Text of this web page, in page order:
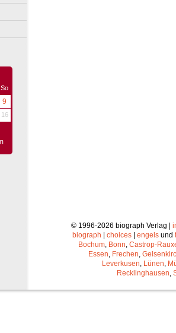
So
9
16
© 1996-2026 biograph Verlag |
biograph
choices engels und
Bochum, Bonn, Castrop-
Essen, Frechen,
Leverkusen, Lünen,
Recklinghausen,